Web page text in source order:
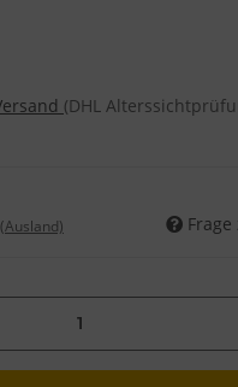
(DHL
(Ausland)